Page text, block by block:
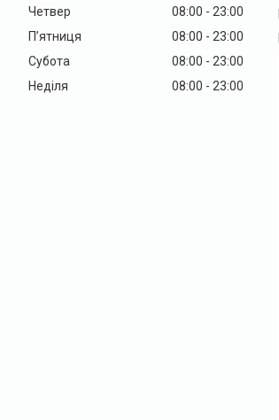
Четвер
08:00
23:00
Пʼятниця
08:00
23:00
Субота
08:00
23:00
Неділя
08:00 23:00